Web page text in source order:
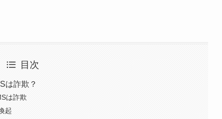
目次
は詐欺？
は詐欺
起